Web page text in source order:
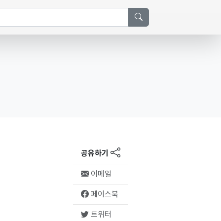
공유하기
이메일
페이스북
트위터